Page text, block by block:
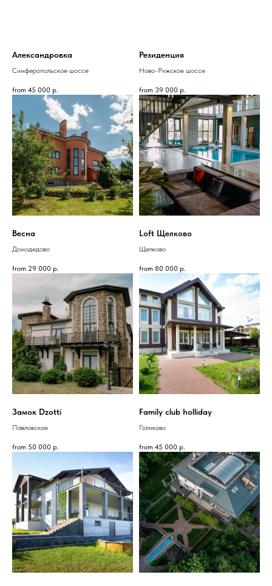
Александровка
Симферопольское шоссе
from 45 000 р.
Резиденция
Ново-Рижское шоссе
from 39 000 р.
Весна
Домодедово
from 29 000 р.
Loft Щелково
Щелково
from 80 000 р.
Замок Dzotti
Павловское
from 50 000 р.
Family club holliday
Голиково
from 45 000 р.